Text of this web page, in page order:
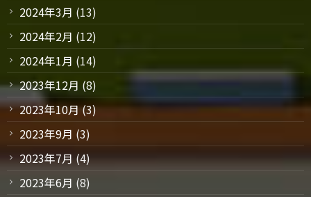
2024年3月 (13)
2024年2月 (12)
2024年1月 (14)
2023年12月 (8)
2023年10月(3)
2023年9月 (3)
2023年7月 (4)
2023年6月 (8)